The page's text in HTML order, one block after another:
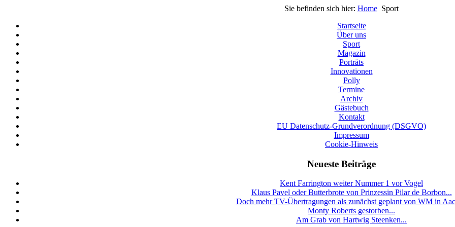
Sie befinden sich hier: Home Sport
Startseite
Über uns
Sport
Magazin
Porträts
Innovationen
Polly
Termine
Archiv
Gästebuch
Kontakt
EU Datenschutz-Grundverordnung (DSGVO)
Impressum
Cookie-Hinweis
Neueste Beiträge
Kent Farrington weiter Nummer 1 vor Vogel
Klaus Pavel oder Butterbrote von Prinzessin Pilar de Borbon...
Doch mehr TV-Übertragungen als zunächst geplant von WM in
Monty Roberts gestorben...
Am Grab von Hartwig Steenken...